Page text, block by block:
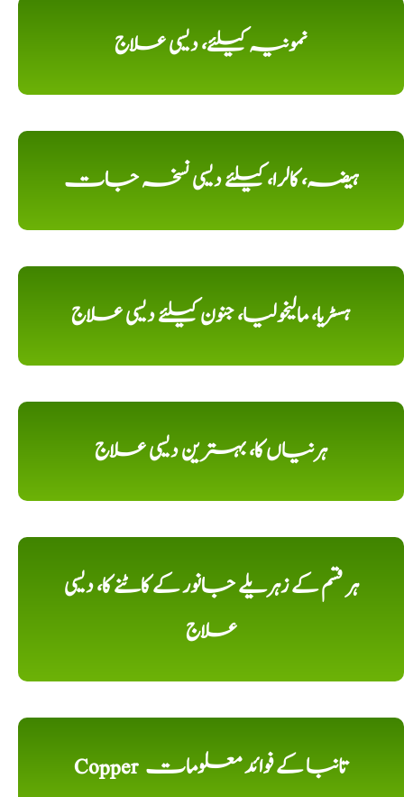
نمونیہ کیلئے، دیسی علاج
ہیضہ، کالرا، کیلئے دیسی نسخہ جات
ہسٹریا، مالیخولیا، جنون کیلئے دیسی علاج
ہرنیاں کا، بہترین دیسی علاج
ہر قسم کے زہریلے جانور کے کاٹنے کا، دیسی
علاج
Copper تانبا کے فوائد معلومات